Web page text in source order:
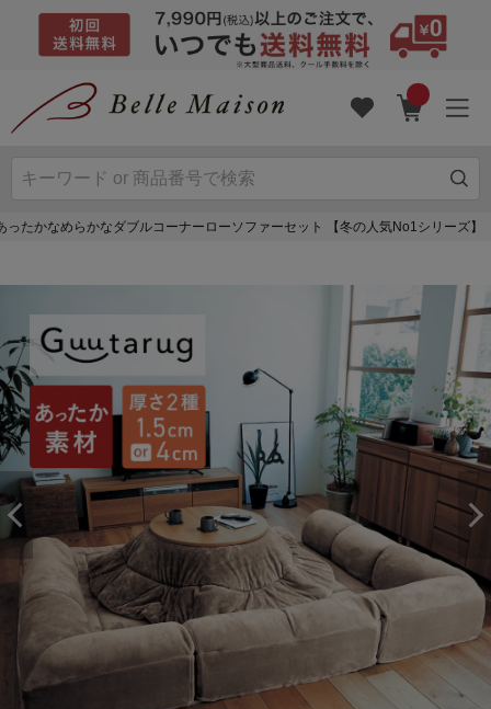
ったかなめらかなダブルコーナーローソファーセット 【冬の人気No1シリーズ】